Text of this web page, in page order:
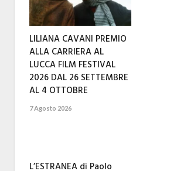
LILIANA CAVANI PREMIO
ALLA CARRIERA AL
LUCCA FILM FESTIVAL
2026 DAL 26 SETTEMBRE
AL 4 OTTOBRE
7 Agosto 2026
L’ESTRANEA di Paolo